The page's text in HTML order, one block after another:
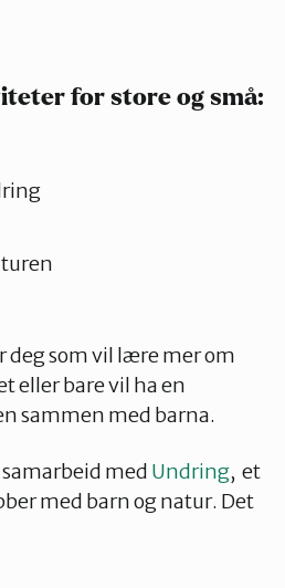
for store og små:
som vil lære mer om
eller bare vil ha en
sammen med barna.
med Undring, et
med barn og natur. Det